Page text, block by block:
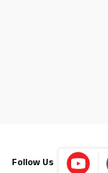
Follow Us